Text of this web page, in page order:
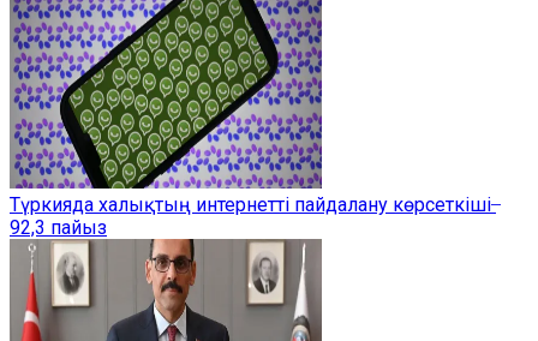
Түркияда халықтың интернетті пайдалану көрсеткіші ̶
92,3 пайыз